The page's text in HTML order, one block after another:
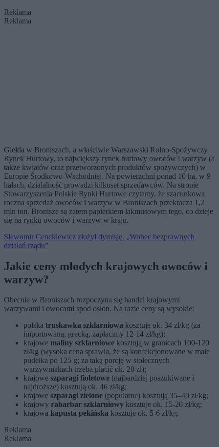
Reklama
Reklama
Giełda w Broniszach, a właściwie Warszawski Rolno-Spożywczy
Rynek Hurtowy, to największy rynek hurtowy owoców i warzyw (a
także kwiatów oraz przetworzonych produktów spożywczych) w
Europie Środkowo-Wschodniej. Na powierzchni ponad 10 ha, w 9
halach, działalność prowadzi kilkuset sprzedawców. Na stronie
Stowarzyszenia Polskie Rynki Hurtowe czytamy, że szacunkowa
roczna sprzedaż owoców i warzyw w Broniszach przekracza 1,2
mln ton. Bronisze są zatem papierkiem lakmusowym tego, co dzieje
się na rynku owoców i warzyw w kraju.
Sławomir Cenckiewicz złożył dymisję. „Wobec bezprawnych
działań rządu”
Jakie ceny młodych krajowych owoców i
warzyw?
Obecnie w Broniszach rozpoczyna się handel krajowymi
warzywami i owocami spod osłon. Na razie ceny są wysokie:
polska truskawka szklarniowa kosztuje ok. 34 zł/kg (za
importowaną, grecką, zapłacimy 12-14 zł/kg);
krajowe maliny szklarniowe kosztują w granicach 100-120
zł/kg (wysoka cena sprawia, że są konfekcjonowane w małe
pudełka po 125 g; za taką porcję w stołecznych
warzywniakach trzeba płacić ok. 20 zł);
krajowe szparagi fioletowe (najbardziej poszukiwane i
najdroższe) kosztują ok. 46 zł/kg;
krajowe szparagi zielone (popularne) kosztują 35–40 zł/kg;
krajowy rabarbar szklarniowy kosztuje ok. 15-20 zł/kg;
krajowa kapusta pekińska kosztuje ok. 5-6 zł/kg.
Reklama
Reklama